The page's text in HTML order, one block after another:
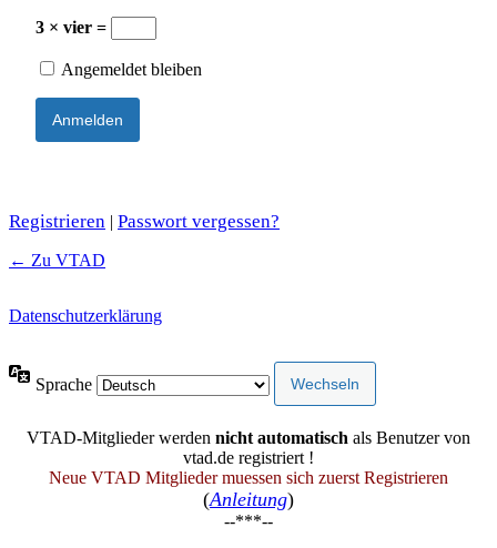
3 × vier =
Angemeldet bleiben
Registrieren | Passwort vergessen?
← Zu VTAD
Datenschutzerklärung
Sprache
VTAD-Mitglieder werden nicht automatisch als Benutzer von
vtad.de registriert !
Neue VTAD Mitglieder muessen sich zuerst Registrieren
(Anleitung)
--***--